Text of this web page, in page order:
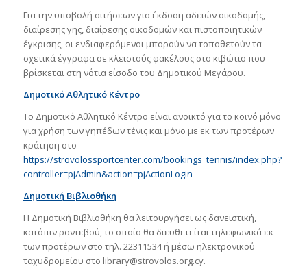
Για την υποβολή αιτήσεων για έκδοση αδειών οικοδομής,
διαίρεσης γης, διαίρεσης οικοδομών και πιστοποιητικών
έγκρισης, οι ενδιαφερόμενοι μπορούν να τοποθετούν τα
σχετικά έγγραφα σε κλειστούς φακέλους στο κιβώτιο που
βρίσκεται στη νότια είσοδο του Δημοτικού Μεγάρου.
Δημοτικό Αθλητικό Κέντρο
Το Δημοτικό Αθλητικό Κέντρο είναι ανοικτό για το κοινό μόνο
για χρήση των γηπέδων τένις και μόνο με εκ των προτέρων
κράτηση στο
https://strovolossportcenter.com/bookings_tennis/index.php?
controller=pjAdmin&action=pjActionLogin
Δημοτική Βιβλιοθήκη
Η Δημοτική Βιβλιοθήκη θα λειτουργήσει ως δανειστική,
κατόπιν ραντεβού, το οποίο θα διευθετείται τηλεφωνικά εκ
των προτέρων στο τηλ. 22311534 ή μέσω ηλεκτρονικού
ταχυδρομείου στο library@strovolos.org.cy.